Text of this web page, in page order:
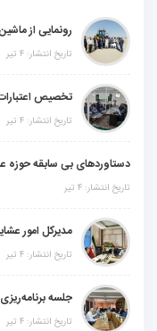
تاریخ انتشار: ۴ تیر
تاریخ انتشار: ۴ تیر
دستاوردهای بی سابقه حوزه
تاریخ انتشار: ۴ تیر
تاریخ انتشار: ۴ تیر
جلسه
تاریخ انتشار: ۴ تیر